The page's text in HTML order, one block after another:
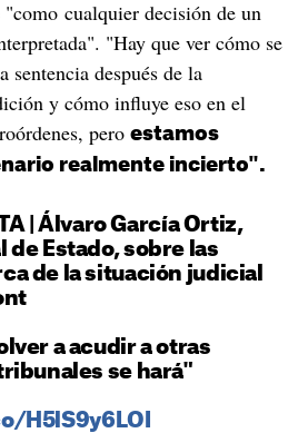
cualquier decisión de un
"Hay que ver cómo se
sentencia después de la
y cómo influye eso en el
pero estamos
realmente incierto".
| Álvaro García Ortiz,
de Estado, sobre las
de la situación judicial
a acudir a otras
se hará"
H5lS9y6LOI